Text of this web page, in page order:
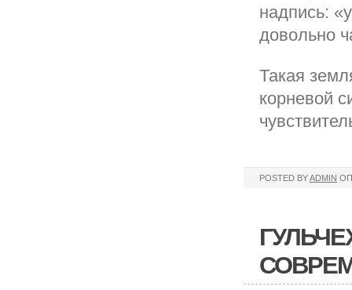
надпись:
довольно
Такая
корневой
POSTED BYADMIN